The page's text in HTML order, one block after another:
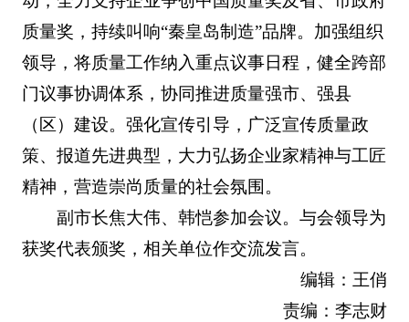
质量奖，持续叫响“秦皇岛制造”品牌。加强组织
领导，将质量工作纳入重点议事日程，健全跨部
门议事协调体系，协同推进质量强市、强县
（区）建设。强化宣传引导，广泛宣传质量政
策、报道先进典型，大力弘扬企业家精神与工匠
精神，营造崇尚质量的社会氛围。
副市长焦大伟、韩恺参加会议。与会领导为
获奖代表颁奖，相关单位作交流发言。
编辑：王俏
责编：李志财